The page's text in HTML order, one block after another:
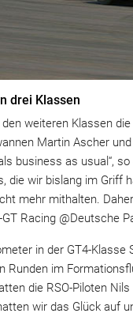
drei Klassen
weiteren Klassen
Martin Ascher
business as usual“,
die wir bislang im
mehr mithalten.
Racing @Deutsche
in der GT4-Klasse
Runden im
die RSO-Piloten
wir das Glück auf